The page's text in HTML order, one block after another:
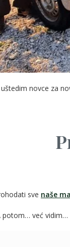
novce za
sve naše
potom… već